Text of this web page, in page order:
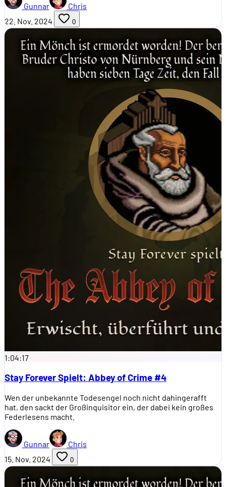
Gunnar
Chris
22. Nov. 2024
0
1:04:17
Stay Forever Spielt: Abbey of Crime #4
Wen der unbekannte Todesengel noch nicht dahingerafft
hat, den sackt der Großinquisitor ein, der dabei kein großes
Federlesens macht.
Gunnar
Chris
15. Nov. 2024
0